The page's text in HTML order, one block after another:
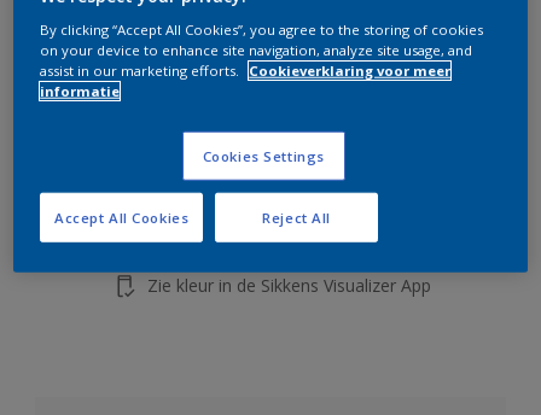
Vind een verkooppunt
Voeg toe aan project
Zie kleur in de Sikkens Visualizer App
By clicking “Accept All Cookies”, you agree to the storing of cookies
on your device to enhance site navigation, analyze site usage, and
assist in our marketing efforts.
Cookieverklaring voor meer
informatie
Cookies Settings
Reject All
Accept All Cookies